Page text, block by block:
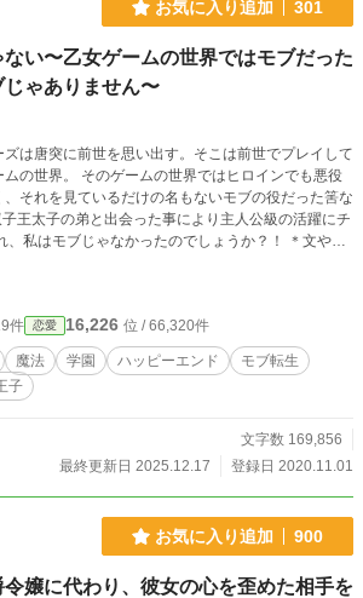
お気に入り追加 301
い〜乙女ゲームの世界ではモブだった
ゃありません〜
は唐突に前世を思い出す。そこは前世でプレイして
の世界。 そのゲームの世界ではヒロインでも悪役
それを見ているだけの名もないモブの役だった筈な
変更したりしております。読みにくい箇所やキャラ
いますが温かい目で見守りくださると幸いです。
件 恋愛 16,226 位 / 66,320件
魔法 学園 ハッピーエンド
モブ転生
子
文字数 169,856
最終更新日 2025.12.17
登録日 2020.11.01
お気に入り追加 900
嬢に代わり、彼女の心を歪めた相手を